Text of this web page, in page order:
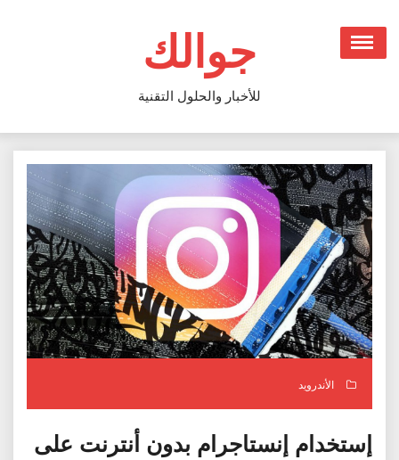
content
جوالك
للأخبار والحلول التقنية
الأندرويد
إستخدام إنستاجرام بدون أنترنت على